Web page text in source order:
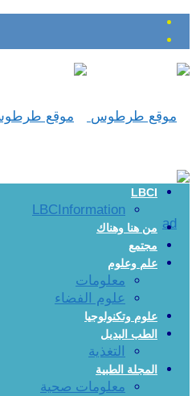
LBCI
LBCInformation
من هنا وهناك
مجتمع
علم وعلوم
معلومات
علوم الفضاء
علوم وتكنولوجيا
الطب البديل
التغذية
المجلة الطبية
معلومات صحية